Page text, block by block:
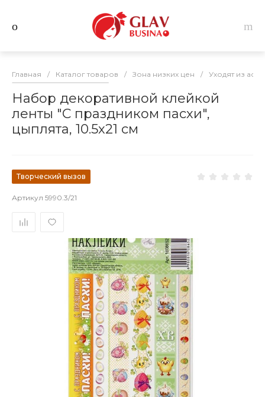
Главная / Каталог товаров / Зона низких цен / Уходят из
Набор декоративной клейкой
ленты "С праздником пасхи",
цыплята, 10.5х21 см
Творческий вызов
Артикул 5990.3/21